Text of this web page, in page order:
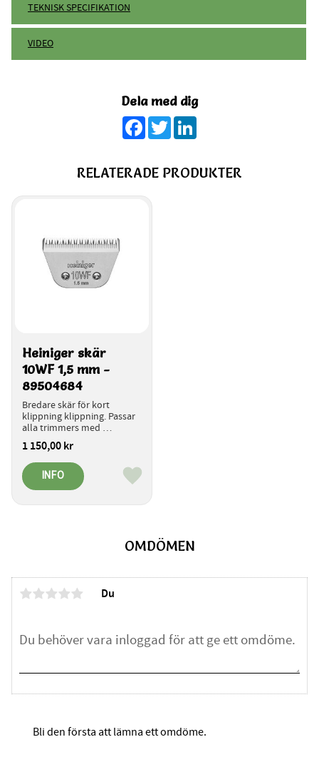
TEKNISK SPECIFIKATION
VIDEO
Dela med dig
Facebook
Twitter
OMDÖMEN
Du
Bli den första att lämna ett omdöme.
RELATERADE PRODUKTER
Heiniger skär
10WF 1,5 mm -
89504684
Bredare skär för kort
klippning klippning. Passar
alla trimmers med
snabbkoppling för skäret.
1 150,00kr
Lägg till i favoriter
INFO